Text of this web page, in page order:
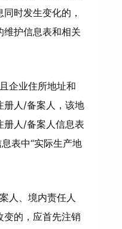
时发生变化的，
维护信息表和相关
企业住所地址和
册人/备案人，该地
册人/备案人信息表
表中“实际生产地
人、境内责任人
变的，应首先注销